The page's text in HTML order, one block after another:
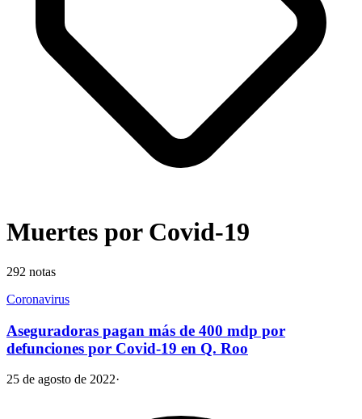
Muertes por Covid-19
292 notas
Coronavirus
Aseguradoras pagan más de 400 mdp por
defunciones por Covid-19 en Q. Roo
25 de agosto de 2022·